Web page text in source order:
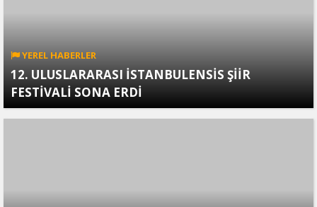
YEREL HABERLER
12. ULUSLARARASI İSTANBULENSİS ŞİİR
FESTİVALİ SONA ERDİ